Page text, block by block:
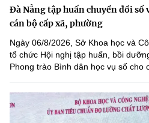
Đà Nẵng tập huấn chuyển đổi số
cán bộ cấp xã, phường
Ngày 06/8/2026, Sở Khoa học và
tổ chức Hội nghị tập huấn, bồi
Phong trào Bình dân học vụ số cho